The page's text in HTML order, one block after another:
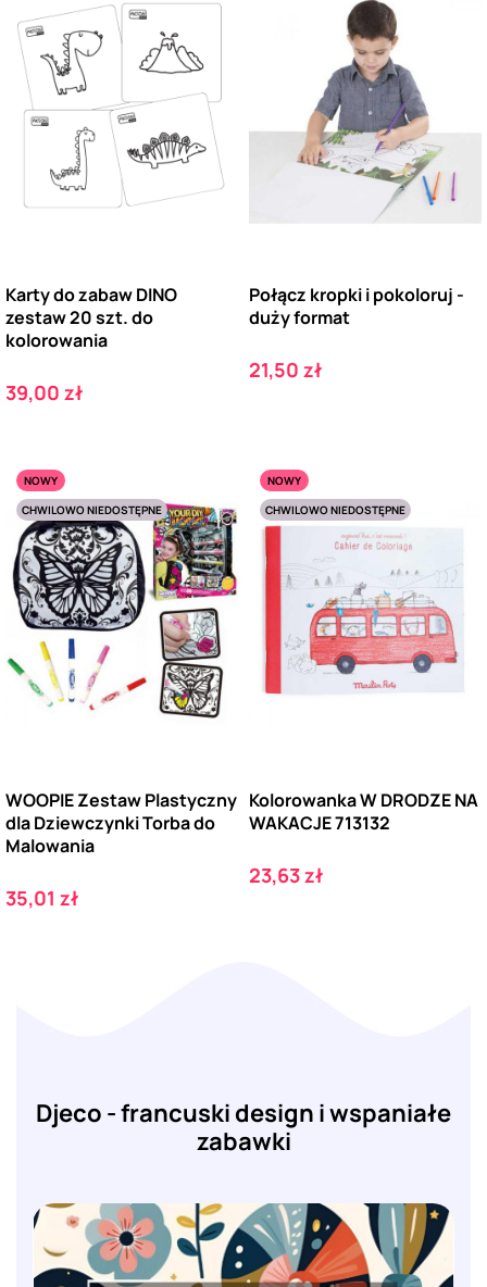
Karty do zabaw DINO
zestaw 20 szt. do
kolorowania
Cena
39,00 zł
Połącz kropki i pokoloruj -
duży format
Cena
21,50 zł
NOWY
CHWILOWO NIEDOSTĘPNE
WOOPIE Zestaw Plastyczny
dla Dziewczynki Torba do
Malowania
Cena
35,01 zł
NOWY
CHWILOWO NIEDOSTĘPNE
Kolorowanka W DRODZE NA
WAKACJE 713132
Cena
23,63 zł
Djeco - francuski design i wspaniałe
zabawki